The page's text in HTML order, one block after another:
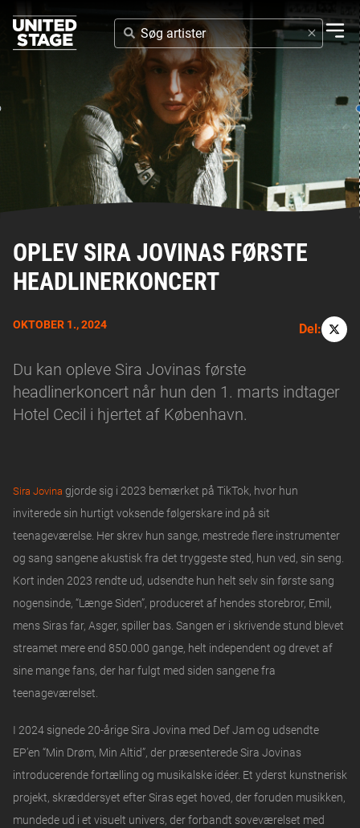
SØG
ARTISTER
OPLEV SIRA JOVINAS FØRSTE
HEADLINERKONCERT
OKTOBER 1., 2024 Del:
Du kan opleve Sira Jovinas første
headlinerkoncert når hun den 1. marts indtager
Hotel Cecil i hjertet af København.
Sira Jovina gjorde sig i 2023 bemærket på TikTok, hvor hun
inviterede sin hurtigt voksende følgerskare ind på sit
teenageværelse. Her skrev hun sange, mestrede flere instrumenter
og sang sangene akustisk fra det tryggeste sted, hun ved, sin seng.
Kort inden 2023 rendte ud, udsendte hun helt selv sin første sang
nogensinde, “Længe Siden”, produceret af hendes storebror, Emil,
mens Siras far, Asger, spiller bas. Sangen er i skrivende stund blevet
streamet mere end 850.000 gange, helt independent og drevet af
sine mange fans, der har fulgt med siden sangene fra
teenageværelset.
I 2024 signede 20-årige Sira Jovina med Def Jam og udsendte
EP’en “Min Drøm, Min Altid”, der præsenterede Sira Jovinas
introducerende fortælling og musikalske idéer. Et yderst kunstnerisk
projekt, skræddersyet efter Siras eget hoved, der foruden musikken,
mundede ud i et visuelt univers, der forbandt soveværelset med